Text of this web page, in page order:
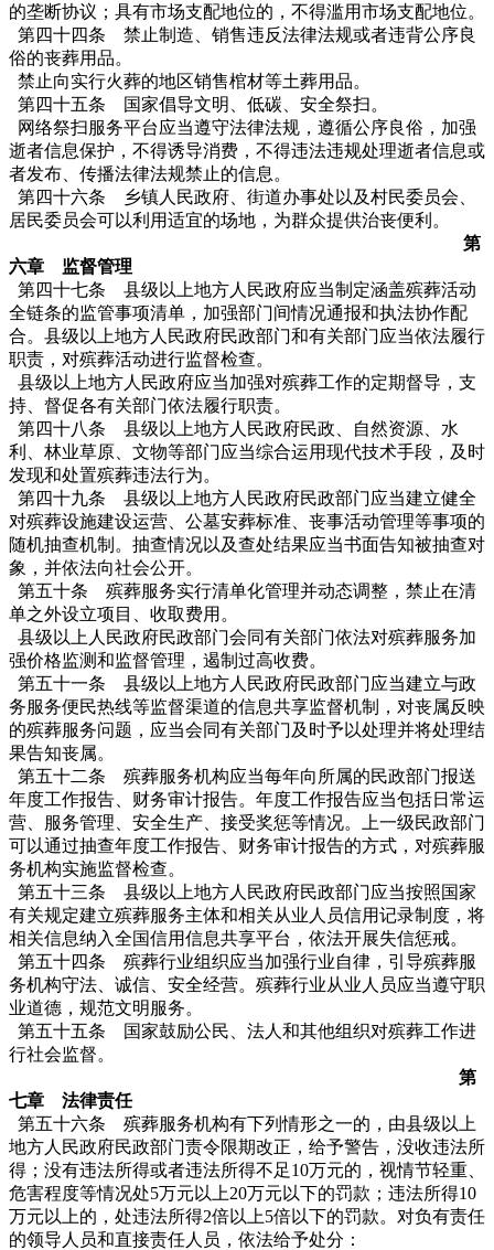
的垄断协议；具有市场支配地位的，不得滥用市场支配地位。
第四十四条 禁止制造、销售违反法律法规或者违背公序良
俗的丧葬用品。
禁止向实行火葬的地区销售棺材等土葬用品。
第四十五条 国家倡导文明、低碳、安全祭扫。
网络祭扫服务平台应当遵守法律法规，遵循公序良俗，加强
逝者信息保护，不得诱导消费，不得违法违规处理逝者信息或
者发布、传播法律法规禁止的信息。
第四十六条 乡镇人民政府、街道办事处以及村民委员会、
居民委员会可以利用适宜的场地，为群众提供治丧便利。
第
六章 监督管理
第四十七条 县级以上地方人民政府应当制定涵盖殡葬活动
全链条的监管事项清单，加强部门间情况通报和执法协作配
合。县级以上地方人民政府民政部门和有关部门应当依法履行
职责，对殡葬活动进行监督检查。
县级以上地方人民政府应当加强对殡葬工作的定期督导，支
持、督促各有关部门依法履行职责。
第四十八条 县级以上地方人民政府民政、自然资源、水
利、林业草原、文物等部门应当综合运用现代技术手段，及时
发现和处置殡葬违法行为。
第四十九条 县级以上地方人民政府民政部门应当建立健全
对殡葬设施建设运营、公墓安葬标准、丧事活动管理等事项的
随机抽查机制。抽查情况以及查处结果应当书面告知被抽查对
象，并依法向社会公开。
第五十条 殡葬服务实行清单化管理并动态调整，禁止在清
单之外设立项目、收取费用。
县级以上人民政府民政部门会同有关部门依法对殡葬服务加
强价格监测和监督管理，遏制过高收费。
第五十一条 县级以上地方人民政府民政部门应当建立与政
务服务便民热线等监督渠道的信息共享监督机制，对丧属反映
的殡葬服务问题，应当会同有关部门及时予以处理并将处理结
果告知丧属。
第五十二条 殡葬服务机构应当每年向所属的民政部门报送
年度工作报告、财务审计报告。年度工作报告应当包括日常运
营、服务管理、安全生产、接受奖惩等情况。上一级民政部门
可以通过抽查年度工作报告、财务审计报告的方式，对殡葬服
务机构实施监督检查。
第五十三条 县级以上地方人民政府民政部门应当按照国家
有关规定建立殡葬服务主体和相关从业人员信用记录制度，将
相关信息纳入全国信用信息共享平台，依法开展失信惩戒。
第五十四条 殡葬行业组织应当加强行业自律，引导殡葬服
务机构守法、诚信、安全经营。殡葬行业从业人员应当遵守职
业道德，规范文明服务。
第五十五条 国家鼓励公民、法人和其他组织对殡葬工作进
行社会监督。
第
七章 法律责任
第五十六条 殡葬服务机构有下列情形之一的，由县级以上
地方人民政府民政部门责令限期改正，给予警告，没收违法所
得；没有违法所得或者违法所得不足10万元的，视情节轻重、
危害程度等情况处5万元以上20万元以下的罚款；违法所得10
万元以上的，处违法所得2倍以上5倍以下的罚款。对负有责任
的领导人员和直接责任人员，依法给予处分：